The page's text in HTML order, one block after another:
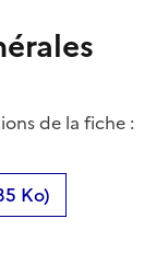
de la fiche :
Ko)